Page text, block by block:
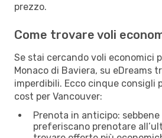
prezzo.
Come trovare voli
Se stai cercando voli economici
Monaco di Baviera, su eDreams
imperdibili. Ecco cinque consigli
cost per Vancouver:
Prenota in anticipo:
preferiscano prenotare